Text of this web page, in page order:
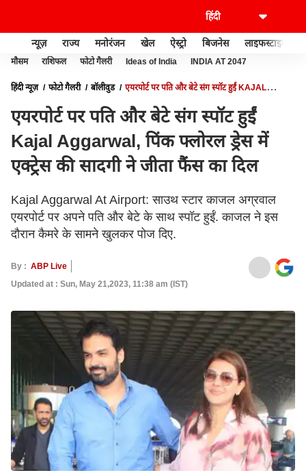
न्यूज़ राज्य मनोरंजन खेल ऐस्ट्रो बिजनेस लाइफस्टाइल
मौसम राशिफल फोटो गैलरी Ideas of India INDIA AT 2047
हिंदी न्यूज़ फोटो गैलरी बॉलीवुड
एयरपोर्ट पर पति और बेटे संग स्पॉट हुईं KAJAL
एयरपोर्ट पर पति और बेटे संग स्पॉट हुईं
Kajal Aggarwal, पिंक फ्लोरल ड्रेस में
एक्ट्रेस की सादगी ने जीता फैंस का दिल
Kajal Aggarwal At Airport: साउथ स्टार काजल अग्रवाल
एयरपोर्ट पर अपने पति और बेटे के साथ स्पॉट हुईं. काजल ने इस
दौरान कैमरे के सामने खुलकर पोज दिए.
By : ABP Live
Updated at : Sun, May 21,2023, 11:38 am (IST)